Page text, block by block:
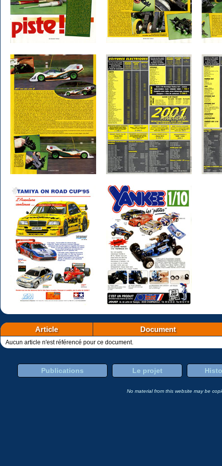
Article Document
Aucun article n'est référencé pour ce document.
Publications Le projet
No material from this website may be